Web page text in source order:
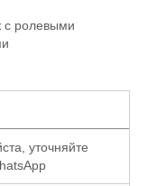
уточняйте